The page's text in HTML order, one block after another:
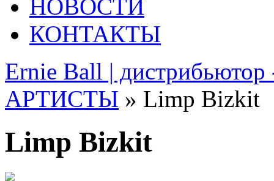
НОВОСТИ
КОНТАКТЫ
Ernie Ball | дистрибьютор
АРТИСТЫ » Limp Bizkit
Limp Bizkit